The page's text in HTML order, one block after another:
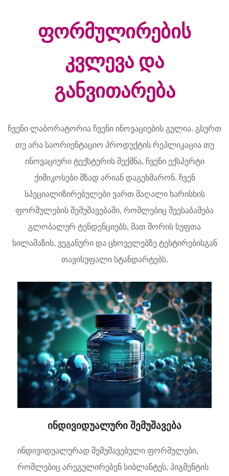
ფორმულირების
კვლევა და
განვითარება
ჩვენი ლაბორატორია ჩვენი ინოვაციების გულია. გსურთ
თუ არა საორიენტაციო პროდუქტის რეპლიკაცია თუ
ინოვაციური ტექსტურის შექმნა, ჩვენი ექსპერტი
ქიმიკოსები მზად არიან დაგეხმარონ. ჩვენ
სპეციალიზირებულები ვართ მაღალი ხარისხის
ფორმულების შემუშავებაში, რომლებიც შეესაბამება
გლობალურ ტენდენციებს, მათ შორის სუფთა
სილამაზის, ვეგანური და ცხოველებზე ტესტირებისგან
თავისუფალი სტანდარტებს.
ინდივიდუალური შემუშავება
ინდივიდუალურად შემუშავებული ფორმულები,
რომლებიც არეგულირებენ სიბლანტეს, პიგმენტის